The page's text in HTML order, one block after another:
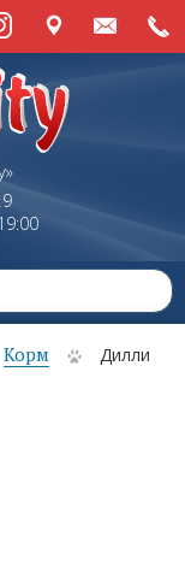
Корм Дилли